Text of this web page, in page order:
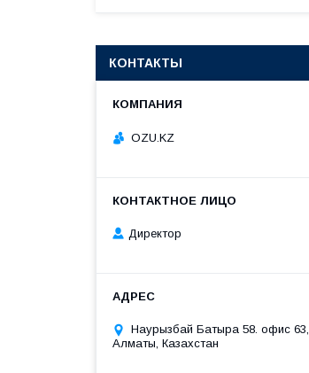
КОНТАКТЫ
OZU.KZ
Директор
Наурызбай Батыра 58. офис 63,
Алматы, Казахстан